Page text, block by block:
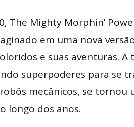
The Mighty Morphin’
em uma nova
e suas aventuras.
superpoderes para se
mecânicos, se tornou
longo dos anos.